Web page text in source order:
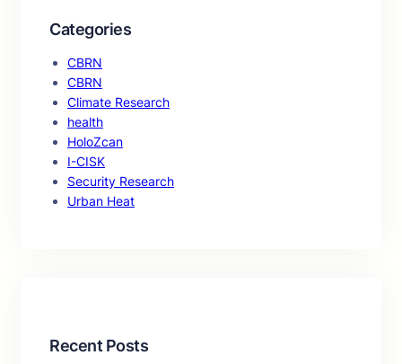
Categories
CBRN
CBRN
Climate Research
health
HoloZcan
I-CISK
Security Research
Urban Heat
Recent Posts